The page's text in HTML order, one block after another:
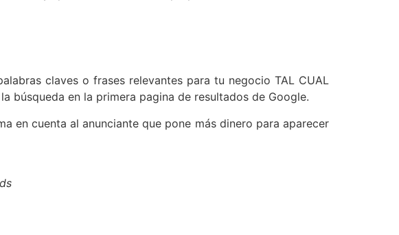
claves o frases relevantes para tu negocio TAL CUAL
búsqueda en la primera pagina de resultados de Google.
en cuenta al anunciante que pone más dinero para aparecer